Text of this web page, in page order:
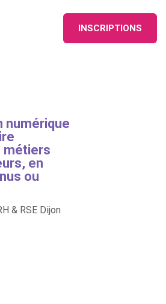
INSCRIPTIONS
numérique
métiers
en
ou
& RSE Dijon